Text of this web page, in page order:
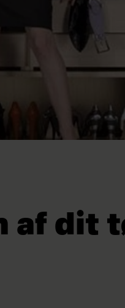
af dit